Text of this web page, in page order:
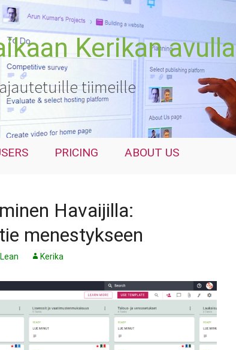
Kerikan avulla
tiimeille
PRICING ABOUT US
Havaijilla:
menestykseen
Kerika